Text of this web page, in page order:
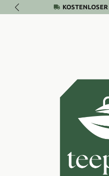
Zum Hauptinhalt springen